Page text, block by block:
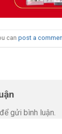
can post a
để gửi bình luận.